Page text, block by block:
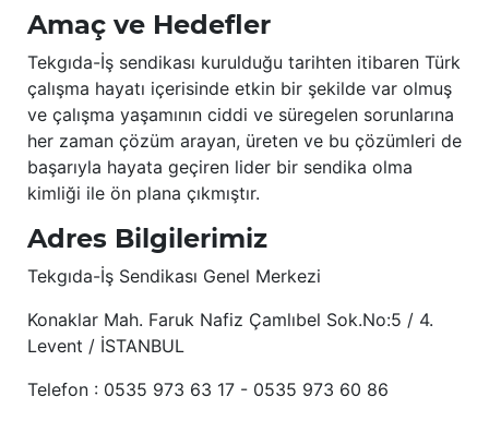
Amaç ve Hedefler
Tekgıda-İş sendikası kurulduğu tarihten itibaren Türk
çalışma hayatı içerisinde etkin bir şekilde var olmuş
ve çalışma yaşamının ciddi ve süregelen sorunlarına
her zaman çözüm arayan, üreten ve bu çözümleri de
başarıyla hayata geçiren lider bir sendika olma
kimliği ile ön plana çıkmıştır.
Adres Bilgilerimiz
Tekgıda-İş Sendikası Genel Merkezi
Konaklar Mah. Faruk Nafiz Çamlıbel Sok.No:5 / 4.
Levent / İSTANBUL
Telefon : 0535 973 63 17 - 0535 973 60 86